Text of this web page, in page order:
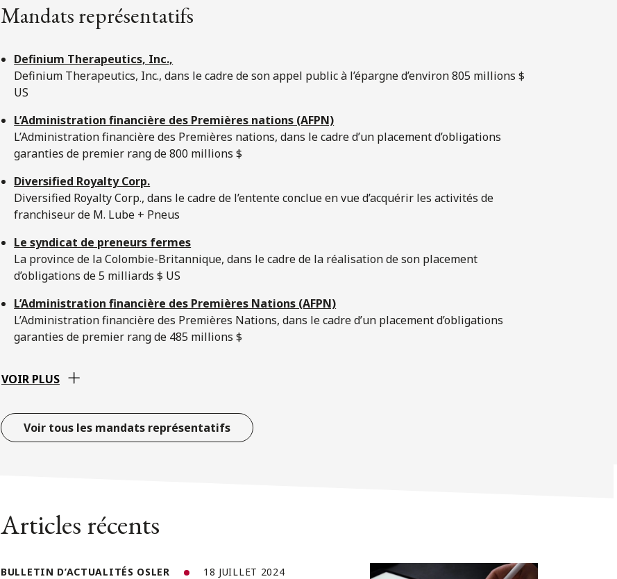
Mandats représentatifs
Definium Therapeutics, Inc.,
Definium Therapeutics, Inc., dans le cadre de son appel public à l’épargne d’environ 805 millions $
US
L’Administration financière des Premières nations (AFPN)
L’Administration financière des Premières nations, dans le cadre d’un placement d’obligations
garanties de premier rang de 800 millions $
Diversified Royalty Corp.
Diversified Royalty Corp., dans le cadre de l’entente conclue en vue d’acquérir les activités de
franchiseur de M. Lube + Pneus
Le syndicat de preneurs fermes
La province de la Colombie-Britannique, dans le cadre de la réalisation de son placement
d’obligations de 5 milliards $ US
L’Administration financière des Premières Nations (AFPN)
L’Administration financière des Premières Nations, dans le cadre d’un placement d’obligations
garanties de premier rang de 485 millions $
VOIR PLUS
Voir tous les mandats représentatifs
Articles récents
BULLETIN D’ACTUALITÉS OSLER 18 JUILLET 2024